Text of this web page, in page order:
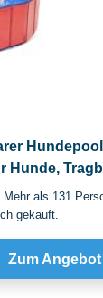
Hunde,
Mehr als 131
gekauft.
Zum Angebot